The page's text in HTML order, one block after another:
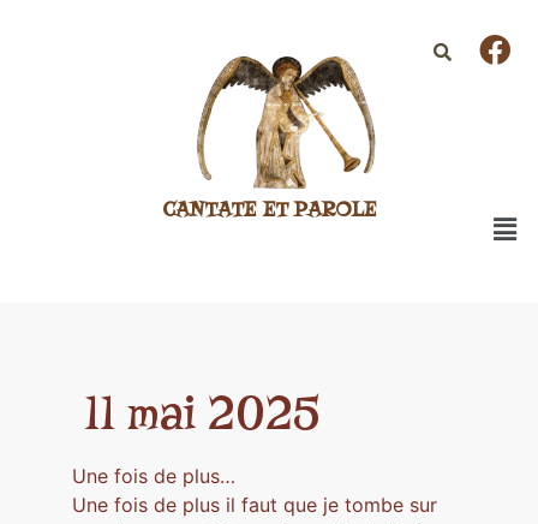
CANTATE ET PAROLE
11 mai 2025
Une fois de plus…
Une fois de plus il faut que je tombe sur